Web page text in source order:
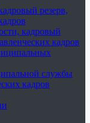
резерв,
кадровый
кадров
службы
кадров